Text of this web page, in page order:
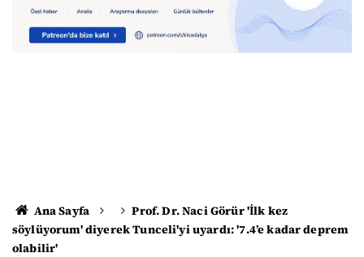
Ana Sayfa
Prof. Dr. Naci Görür 'İlk kez
söylüyorum' diyerek Tunceli'yi uyardı: '7.4’e kadar deprem
olabilir'